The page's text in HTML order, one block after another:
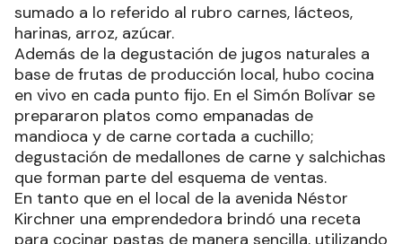
sumado a lo referido al rubro carnes, lácteos,
harinas, arroz, azúcar.
Además de la degustación de jugos naturales a
base de frutas de producción local, hubo cocina
en vivo en cada punto fijo. En el Simón Bolívar se
prepararon platos como empanadas de
mandioca y de carne cortada a cuchillo;
degustación de medallones de carne y salchichas
que forman parte del esquema de ventas.
En tanto que en el local de la avenida Néstor
Kirchner una emprendedora brindó una receta
para cocinar pastas de manera sencilla, utilizando